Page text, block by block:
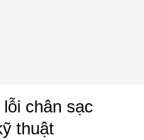
chân sạc
thuật